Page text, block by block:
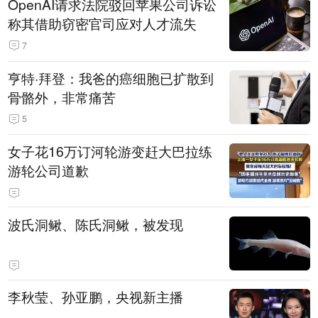
OpenAI请求法院驳回苹果公司诉讼
称其借助窃密官司应对人才流失
7
亨特·拜登：我爸的癌细胞已扩散到
骨骼外，非常痛苦
5
女子花16万订河轮游变赶大巴拉练
游轮公司道歉
波氏洞鳅、陈氏洞鳅，被发现
李秋莹、孙亚鹏，央视新主播